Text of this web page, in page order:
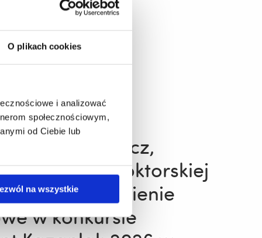
O plikach cookies
i analizować
społecznościowym,
od Ciebie lub
na wszystkie
Surmacz,
szkoły doktorskiej
Wyróżnienie
w konkursie